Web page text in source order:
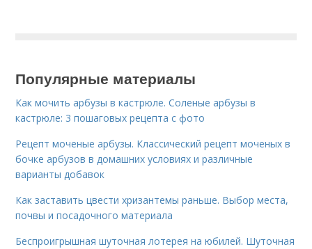
Популярные материалы
Как мочить арбузы в кастрюле. Соленые арбузы в
кастрюле: 3 пошаговых рецепта с фото
Рецепт моченые арбузы. Классический рецепт моченых в
бочке арбузов в домашних условиях и различные
варианты добавок
Как заставить цвести хризантемы раньше. Выбор места,
почвы и посадочного материала
Беспроигрышная шуточная лотерея на юбилей. Шуточная